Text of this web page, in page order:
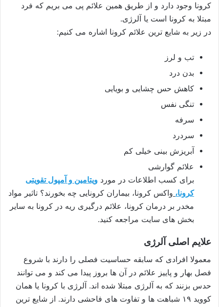
کرونا وجود دارد و از طریق همین علائم پی می بریم که فرد
مبتلا به کرونا است یا آلرژی.
در زیر به شایع ترین علائم کرونا اشاره می کنیم:
تب و لرز
بدن درد
کاهش حس چشایی و بویایی
تنگی نفس
سرفه
سردرد
آبریزش بینی خیلی کم
علائم گوارشی
برای کسب اطلاعات در مورد ویتامین و آمپول تقویتی
کرونا، واکس کرونا، بیماران کرونایی چه بخورند؟ تاثیر مواد
مخدر بر درمان کرونا، علائم درگیری ریه در کرونا به سایر
بخش های سایت مراجعه کنید.
علایم اصلی آلرژی
معمولا افرادی که سابقه حساسیت فصلی را دارند با شروع
فصل بهار و پاییز علائم در آن ها بروز پیدا می کند و می توانند
حدس بزنند که به آلرژی مبتلا شده اند. آلرژی با کرونا یا همان
کووید ۱۹ شباهت ها و تفاوت های فاحشی دارند. از شایع ترین